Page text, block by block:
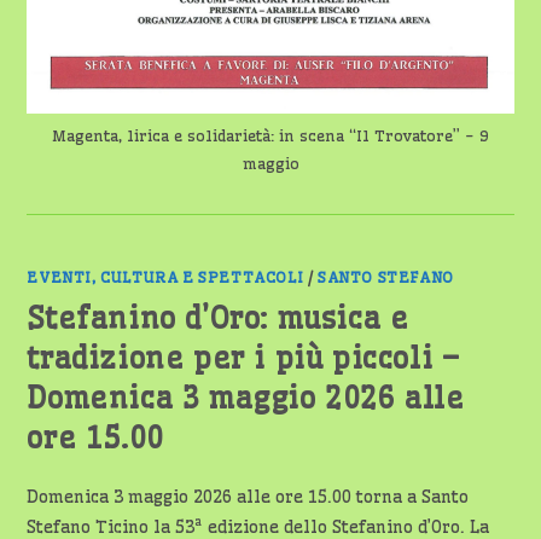
Magenta, lirica e solidarietà: in scena “Il Trovatore” - 9
maggio
EVENTI, CULTURA E SPETTACOLI /SANTO STEFANO
Stefanino d’Oro: musica e
tradizione per i più piccoli –
Domenica 3 maggio 2026 alle
ore 15.00
Domenica 3 maggio 2026 alle ore 15.00 torna a Santo
Stefano Ticino la 53ª edizione dello Stefanino d’Oro. La